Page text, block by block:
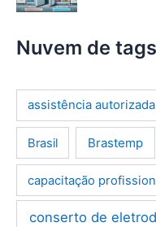
Nuvem de tags
assistência autorizada
Brasil Brastemp
capacitação
conserto de